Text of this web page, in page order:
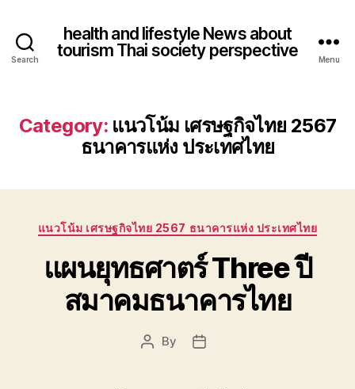
Search
health and lifestyle News about
tourism Thai society perspective
Menu
Category: แนวโน้ม เศรษฐกิจไทย 2567
ธนาคารแห่ง ประเทศไทย
Categories
แนวโน้ม เศรษฐกิจไทย 2567 ธนาคารแห่ง ประเทศไทย
แผนยุทธศาตร์ Three ปี
สมาคมธนาคารไทย
Post
By
Post